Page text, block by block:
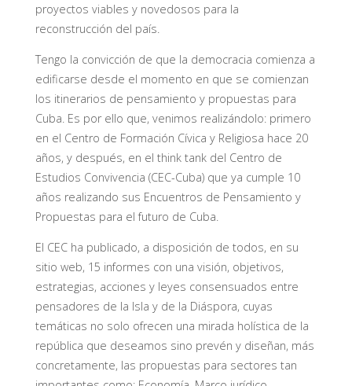
proyectos viables y novedosos para la
reconstrucción del país.
Tengo la convicción de que la democracia comienza a
edificarse desde el momento en que se comienzan
los itinerarios de pensamiento y propuestas para
Cuba. Es por ello que, venimos realizándolo: primero
en el Centro de Formación Cívica y Religiosa hace 20
años, y después, en el think tank del Centro de
Estudios Convivencia (CEC-Cuba) que ya cumple 10
años realizando sus Encuentros de Pensamiento y
Propuestas para el futuro de Cuba.
El CEC ha publicado, a disposición de todos, en su
sitio web, 15 informes con una visión, objetivos,
estrategias, acciones y leyes consensuados entre
pensadores de la Isla y de la Diáspora, cuyas
temáticas no solo ofrecen una mirada holística de la
república que deseamos sino prevén y diseñan, más
concretamente, las propuestas para sectores tan